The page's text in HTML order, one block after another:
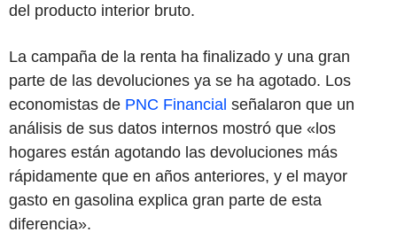
del producto interior bruto.
La campaña de la renta ha finalizado y una gran
parte de las devoluciones ya se ha agotado. Los
economistas de PNC Financial señalaron que un
análisis de sus datos internos mostró que «los
hogares están agotando las devoluciones más
rápidamente que en años anteriores, y el mayor
gasto en gasolina explica gran parte de esta
diferencia».